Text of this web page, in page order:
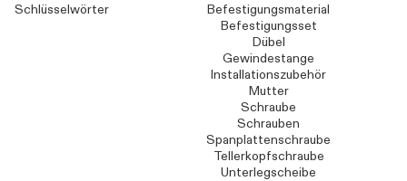
Schlüsselwörter
Befestigungsmaterial
Befestigungsset
Dübel
Gewindestange
Installationszubehör
Mutter
Schraube
Schrauben
Spanplattenschraube
Tellerkopfschraube
Unterlegscheibe